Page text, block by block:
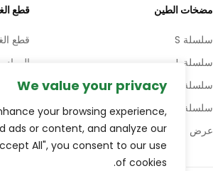
We value your privacy
your browsing experience,
ads or content, and analyze our
All", you consent to our use
of cookies.
مضخات الطين
سلسلة S
سلسلة L
سلسلة U
سلسلة H
عرض جميع المنتجات
قطع
قطع
المواد
خدمات